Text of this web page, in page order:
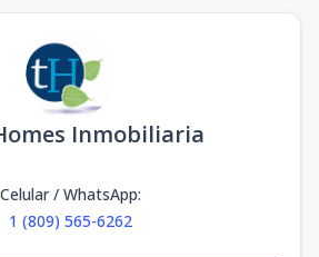
Inmobiliaria
Celular / WhatsApp:
1 (809) 565-6262